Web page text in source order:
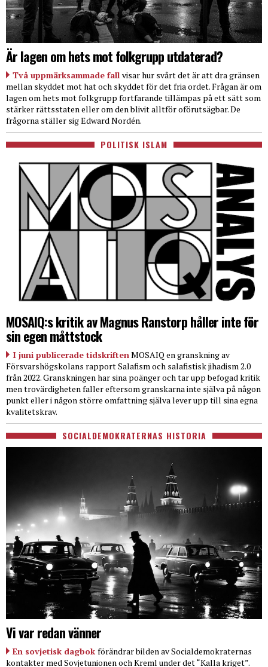
Är lagen om hets mot folkgrupp utdaterad?
Två uppmärksammade fall visar hur svårt det är att dra gränsen
mellan skyddet mot hat och skyddet för det fria ordet. Frågan är om
lagen om hets mot folkgrupp fortfarande tillämpas på ett sätt som
stärker rättsstaten eller om den blivit alltför oförutsägbar. De
frågorna ställer sig Edward Nordén.
POLITISK ISLAM
MOSAIQ:s kritik av Magnus Ranstorp håller inte för
sin egen måttstock
I juni publicerade tidskriftenMOSAIQ en granskning av
Försvarshögskolans rapport Salafism och salafistisk jihadism 2.0
från 2022. Granskningen har sina poänger och tar upp befogad kritik
men trovärdigheten faller eftersom granskarna inte själva på någon
punkt eller i någon större omfattning själva lever upp till sina egna
kvalitetskrav.
SOCIALDEMOKRATERNAS HISTORIA
Vi var redan vänner
En sovjetisk dagbok förändrar bilden av Socialdemokraternas
kontakter med Sovjetunionen och Kreml under det “Kalla kriget”.